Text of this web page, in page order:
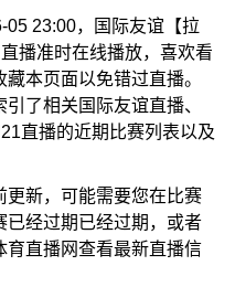
05 23:00，国际友谊【拉
播准时在线播放，喜欢看
本页面以免错过直播。
了相关国际友谊直播、
直播的近期比赛列表以及
更新，可能需要您在比赛
经过期已经过期，或者
育直播网查看最新直播信